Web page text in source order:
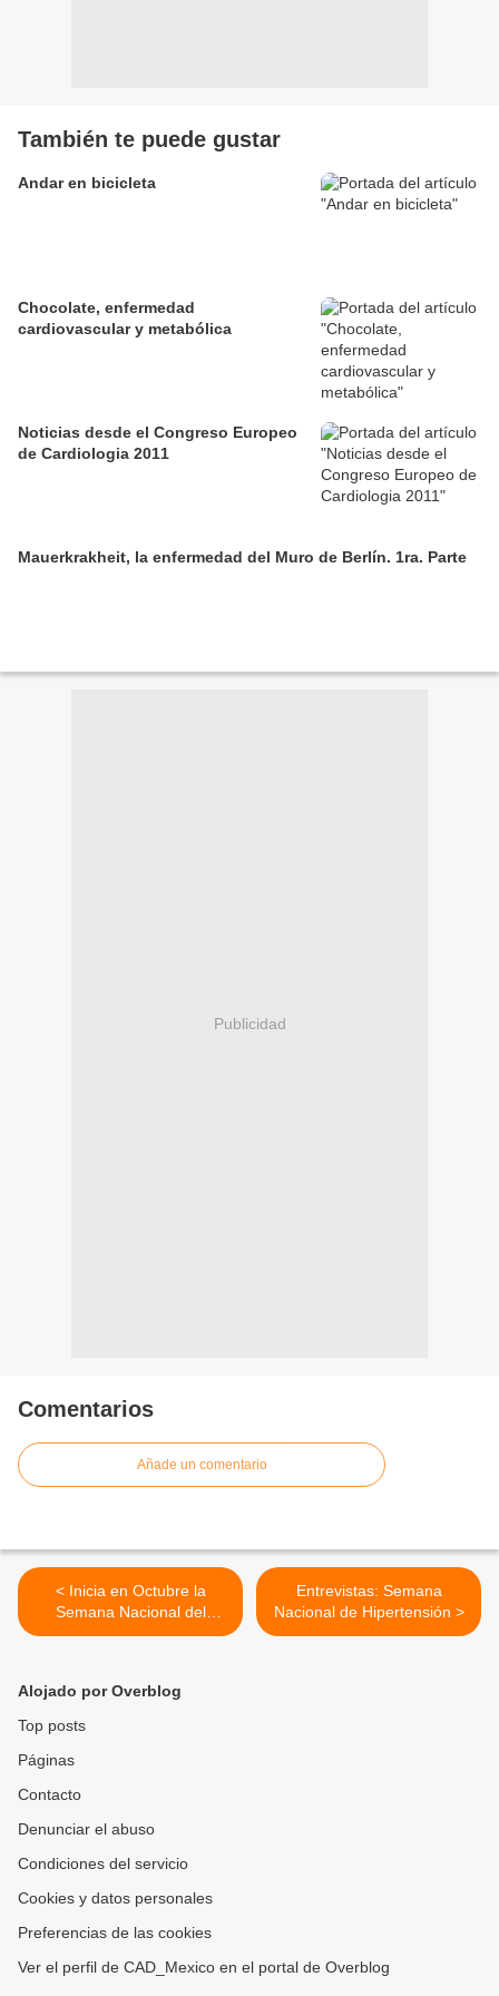
También te puede gustar
Andar en bicicleta
Chocolate, enfermedad
cardiovascular y metabólica
Noticias desde el Congreso Europeo
de Cardiologia 2011
Mauerkrakheit, la enfermedad del Muro de Berlín. 1ra. Parte
Publicidad
Comentarios
Añade un comentario
< Inicia en Octubre la
Semana Nacional del
Corazón 2012
Entrevistas: Semana
Nacional de Hipertensión >
Alojado por Overblog
Top posts
Páginas
Contacto
Denunciar el abuso
Condiciones del servicio
Cookies y datos personales
Preferencias de las cookies
Ver el perfil de CAD_Mexico en el portal de Overblog